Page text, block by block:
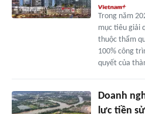
Trong năm
mục tiêu giải
thuộc thẩm
100% công
quyết của
Doanh
lực tiền